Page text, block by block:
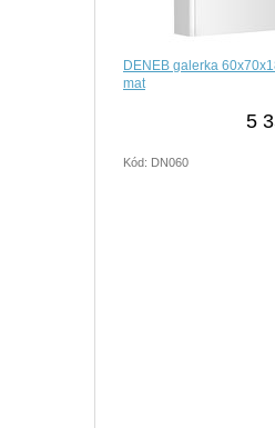
DENEB galerka
mat
5
Kód: DN060